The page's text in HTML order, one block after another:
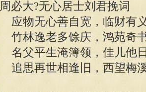
周必大?无心居士刘君挽词
应物无心善自宽，临财有
竹林逸老多馀庆，鸿苑奇
名父平生淹簿领，佳儿他
追思再世相逢旧，西望梅